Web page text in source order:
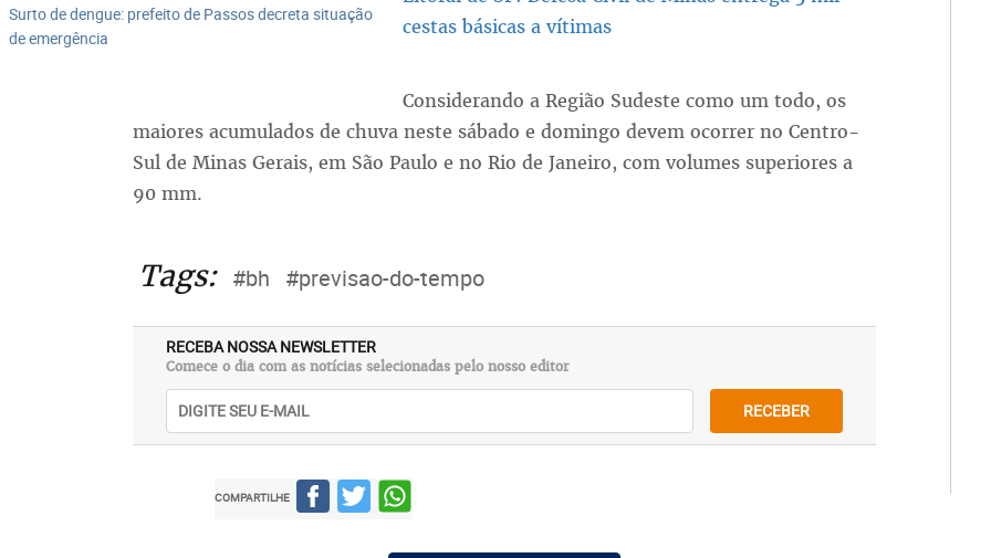
Surto de dengue: prefeito de Passos decreta situação
de emergência
cestas básicas a vítimas
Considerando a Região Sudeste como um todo, os
maiores acumulados de chuva neste sábado e domingo devem ocorrer no Centro-
Sul de Minas Gerais, em São Paulo e no Rio de Janeiro, com volumes superiores a
90 mm.
Tags: #bh #previsao-do-tempo
RECEBA NOSSA NEWSLETTER
Comece o dia com as notícias selecionadas pelo nosso editor
RECEBER
COMPARTILHE